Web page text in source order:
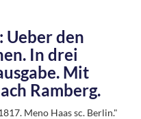
Ueber den
In drei
Mit
Ramberg.
Meno Haas sc. Berlin."